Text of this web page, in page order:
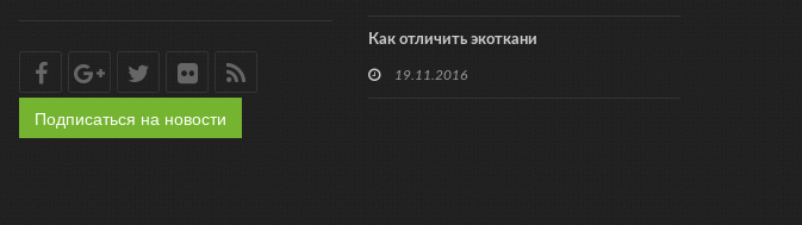
Подписаться на новости
Как отличить экоткани
19.11.2016